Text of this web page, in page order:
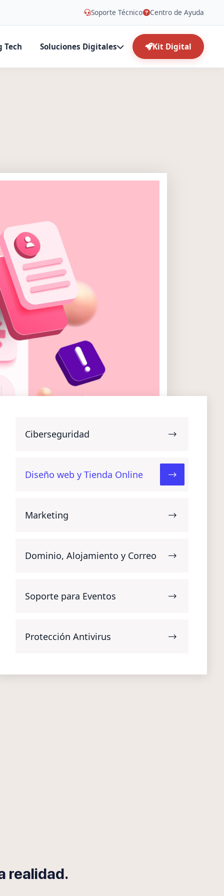
Soporte Técnico Centro de Ayuda
Tech Soluciones Digitales Kit Digital
Ciberseguridad
Diseño web y Tienda Online
Marketing
Dominio, Alojamiento y Correo
Soporte para Eventos
Protección Antivirus
realidad.